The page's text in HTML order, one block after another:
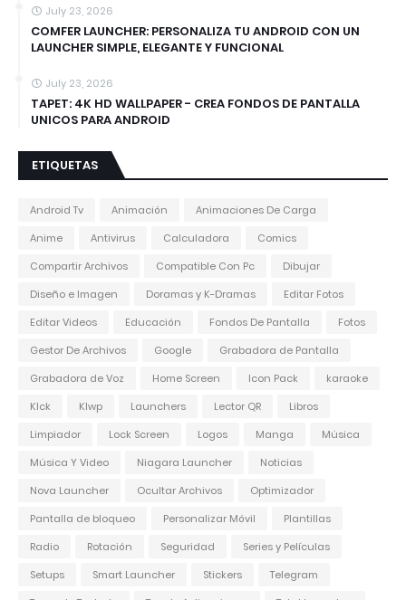
July 23, 2026
COMFER LAUNCHER: PERSONALIZA TU ANDROID CON UN
LAUNCHER SIMPLE, ELEGANTE Y FUNCIONAL
July 23, 2026
TAPET: 4K HD WALLPAPER - CREA FONDOS DE PANTALLA
UNICOS PARA ANDROID
ETIQUETAS
Android Tv Animación
Animaciones De Carga
Anime
Antivirus Calculadora
Comics
Compartir Archivos
Compatible Con Pc
Dibujar
Diseño e Imagen
Doramas y K-Dramas
Editar Fotos
Editar Videos
Educación Fondos De Pantalla
Fotos
Gestor De Archivos
Google
Grabadora de Pantalla
Grabadora de Voz
Home Screen Icon Pack
karaoke
Klck
Klwp Launchers Lector QR
Libros
Limpiador
Lock Screen Logos Manga
Música
Música Y Video
Niagara Launcher
Noticias
Nova Launcher
Ocultar Archivos
Optimizador
Pantalla de bloqueo
Personalizar Móvil
Plantillas
Radio
Rotación Seguridad
Series y Películas
Setups
Smart Launcher Stickers
Telegram